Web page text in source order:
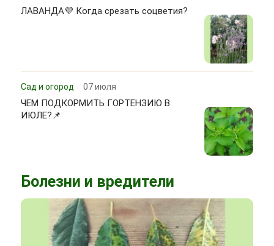
ЛАВАНДА💜 Когда срезать соцветия?
Сад и огород 07 июля
ЧЕМ ПОДКОРМИТЬ ГОРТЕНЗИЮ В
ИЮЛЕ?📌
Болезни и вредители